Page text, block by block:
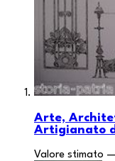
Arte,
Artigianato
Valore stimato